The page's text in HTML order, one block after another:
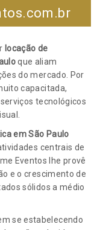
locação de
que aliam
do mercado. Por
capacitada,
tecnológicos
em São Paulo
centrais de
Eventos lhe provê
e o crescimento de
sólidos a médio
se estabelecendo